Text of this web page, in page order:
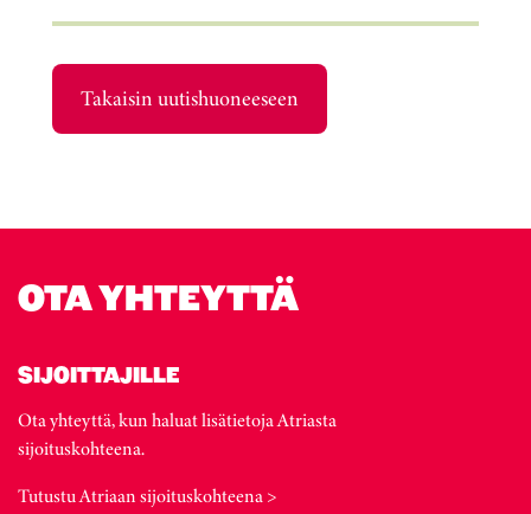
Takaisin uutishuoneeseen
OTA YHTEYTTÄ
SIJOITTAJILLE
Ota yhteyttä, kun haluat lisätietoja Atriasta
sijoituskohteena.
Tutustu Atriaan sijoituskohteena >